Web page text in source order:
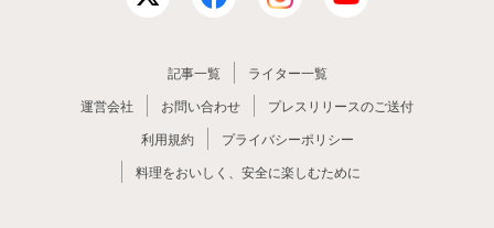
記事一覧
ライター一覧
運営会社
お問い合わせ
プレスリリースのご送付
利用規約
プライバシーポリシー
料理をおいしく、安全に楽しむために